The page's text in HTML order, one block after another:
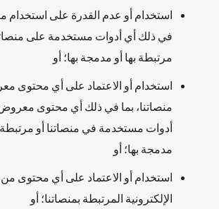
استخدام أو عدم القدرة على استخدام
في ذلك أي أدوات مستخدمة على
مرتبطة بها أو مدمجة بها؛ أو
استخدام أو الاعتماد على أي محتوى
منصاتنا، بما في ذلك أي محتوى
أدوات مستخدمة في منصاتنا أو مرتبطة
مدمجة بها؛ أو
استخدام أو الاعتماد على أي محتوى من
الإلكترونية المرتبطة بمنصاتنا؛ أو